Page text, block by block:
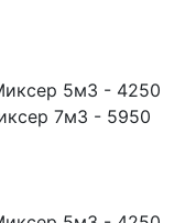
5м3 - 4250
7м3 - 5950